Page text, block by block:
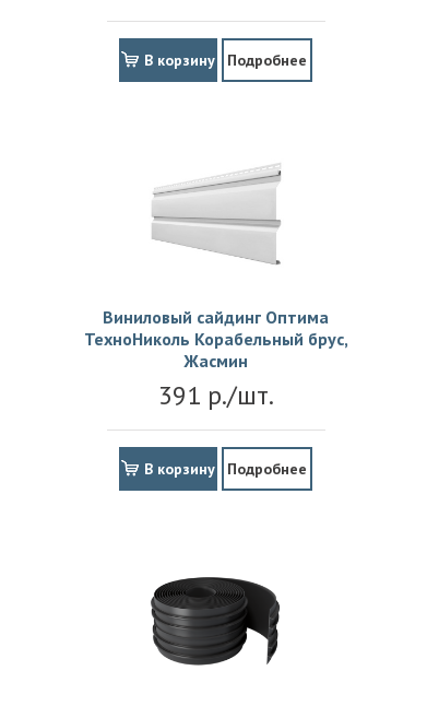
В корзину Подробнее
Виниловый сайдинг Оптима
ТехноНиколь Корабельный брус,
Жасмин
391 р./шт.
В корзину Подробнее